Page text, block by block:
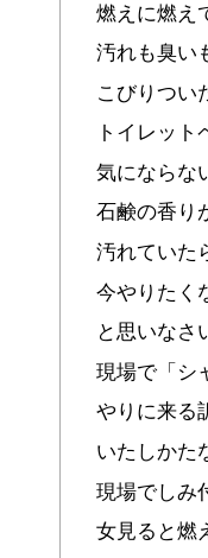
燃えに燃え
汚れも臭い
こびりつい
トイレット
気にならな
石鹸の香り
汚れていた
今やりたく
と思いなさ
現場で「シ
やりに来る
いたしかた
現場でしみ
女見ると燃